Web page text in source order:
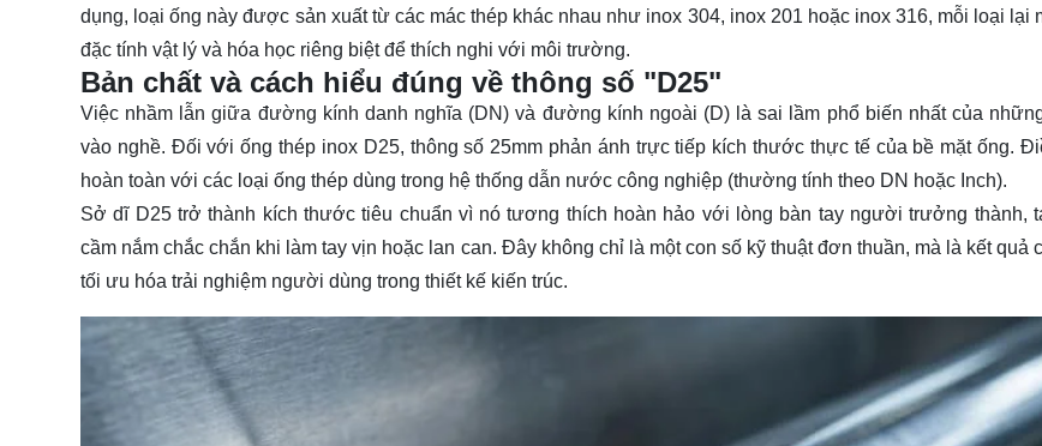
dụng, loại ống này được sản xuất từ các mác thép khác nhau như inox 304, inox 201 hoặc inox 316, mỗi loại lại
đặc tính vật lý và hóa học riêng biệt để thích nghi với môi trường.
Bản chất và cách hiểu đúng về thông số "D25"
Việc nhầm lẫn giữa đường kính danh nghĩa (DN) và đường kính ngoài (D) là sai lầm phổ biến nhất của
vào nghề. Đối với ống thép inox D25, thông số 25mm phản ánh trực tiếp kích thước thực tế của bề mặt ống.
hoàn toàn với các loại ống thép dùng trong hệ thống dẫn nước công nghiệp (thường tính theo DN hoặc Inch).
Sở dĩ D25 trở thành kích thước tiêu chuẩn vì nó tương thích hoàn hảo với lòng bàn tay người trưởng thành,
cầm nắm chắc chắn khi làm tay vịn hoặc lan can. Đây không chỉ là một con số kỹ thuật đơn thuần, mà là kết quả
tối ưu hóa trải nghiệm người dùng trong thiết kế kiến trúc.